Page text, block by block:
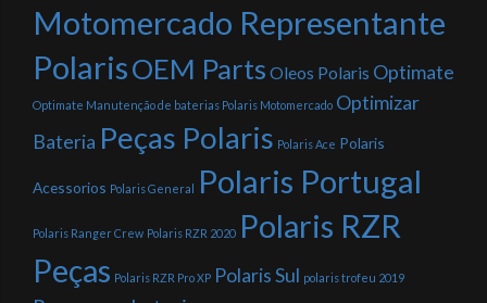
Motomercado Representante
PolarisOEM Parts Oleos Polaris Optimate
Optimate Manutenção de baterias Polaris Motomercado Optimizar
Bateria Peças Polaris Polaris Ace Polaris
Acessorios Polaris General Polaris Portugal
Polaris Ranger Crew Polaris RZR 2020 Polaris RZR
Peças Polaris RZR Pro XP Polaris Sul polaris trofeu 2019